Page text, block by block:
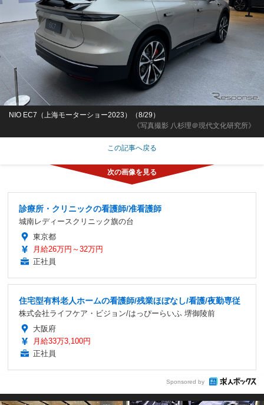
《写真撮影 八杉理＠現代文化研究所》
NIO EC7（上海モーターショー2023）（8/29）
この記事へ戻る
診療所・クリニックの看護師/准看護師
城南レディースクリニック旗の台
東京都
月給26万円～32万円
正社員
住宅型有料老人ホームの看護師/残業ほぼなし/看護/夜勤専従
株式会社ライフケア・ビジョン/はっぴーらいふ 堺御陵前
大阪府
月給33万3,100円
正社員
Sponsored by